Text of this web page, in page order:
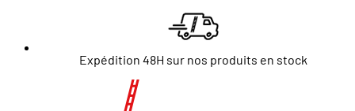
Expédition 48H sur nos produits en stock